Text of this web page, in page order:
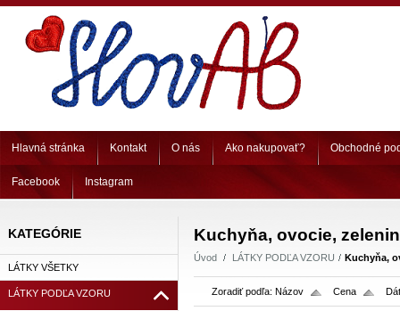
Hlavná stránka Kontakt O nás Ako nakupovať? Obchodné
Facebook Instagram
KATEGÓRIE
LÁTKY VŠETKY
LÁTKY PODĽA VZORU
Kuchyňa, ovocie,
Úvod LÁTKY PODĽA VZORU Kuchyňa,
Zoradiť podľa: Názov Cena